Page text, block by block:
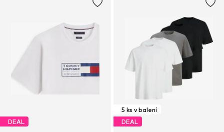
DEAL
5 ks v balení
DEAL